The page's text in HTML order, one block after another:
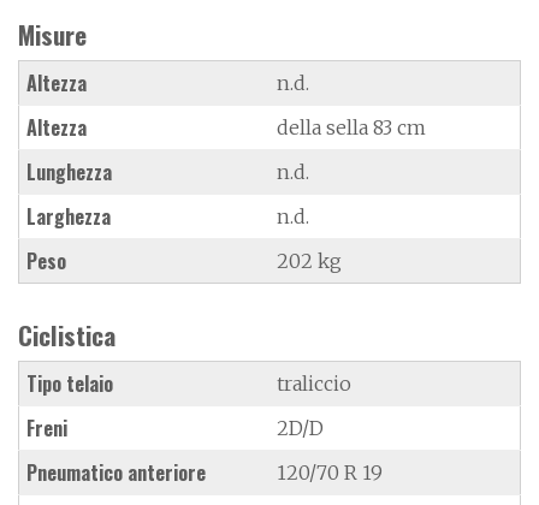
Misure
Altezza n.d.
Altezza della sella 83 cm
Lunghezza n.d.
Larghezza n.d.
Peso 202 kg
Ciclistica
Tipo telaio traliccio
Freni 2D/D
Pneumatico anteriore 120/70 R 19